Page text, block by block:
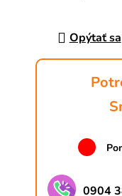
Opýtať sa
0904